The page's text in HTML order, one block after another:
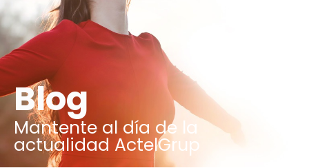
Blog
Mantente al día de la
actualidad ActelGrup